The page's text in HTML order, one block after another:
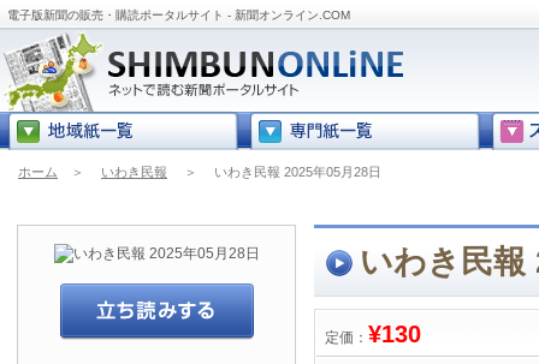
電子版新聞の販売・購読ポータルサイト - 新聞オンライン.COM
ホーム ＞ いわき民報 ＞ いわき民報 2025年05月28日
いわき民報
定価： ¥130